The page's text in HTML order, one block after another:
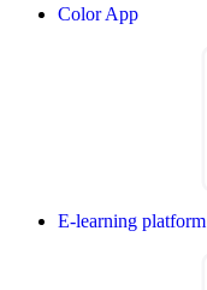
Color App
E-learning platform